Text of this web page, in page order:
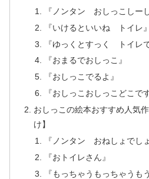
『ノンタン おしっこしーし
『いけるといいね トイレ』
『ゆっくとすっく トイレ
『おまるでおしっこ』
『おしっこでるよ』
『おしっこおしっこどこで
おしっこの絵本おすすめ人気
け】
『ノンタン おねしょでしょ
『おトイレさん』
『もっちゃうもっちゃうも